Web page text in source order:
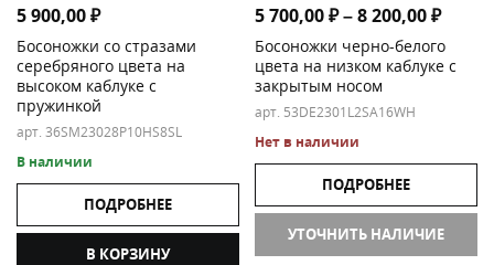
5 900,00₽
Босоножки со стразами
серебряного цвета на
высоком каблуке с
пружинкой
арт. 36SM23028P10HS8SL
В наличии
ПОДРОБНЕЕ
В КОРЗИНУ
5 700,00₽–8 200,00₽
Босоножки черно-белого
цвета на низком каблуке с
закрытым носом
арт. 53DE2301L2SA16WH
Нет в наличии
ПОДРОБНЕЕ
УТОЧНИТЬ НАЛИЧИЕ